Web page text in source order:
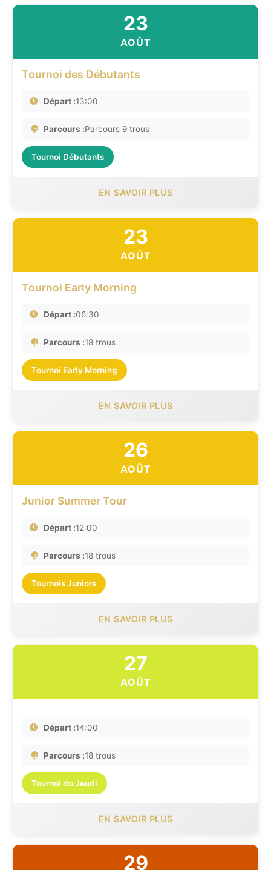
23
AOÛT
Tournoi des Débutants
Départ :13:00
Parcours :Parcours 9 trous
Tournoi Débutants
EN SAVOIR PLUS
23
AOÛT
Tournoi Early Morning
Départ :06:30
Parcours :18 trous
Tournoi Early Morning
EN SAVOIR PLUS
26
AOÛT
Junior Summer Tour
Départ :12:00
Parcours :18 trous
Tournois Juniors
EN SAVOIR PLUS
27
AOÛT
Départ :14:00
Parcours :18 trous
Tournoi du Jeudi
EN SAVOIR PLUS
29